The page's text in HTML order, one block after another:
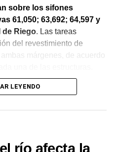
sobre los sifones
61,050; 63,692; 64,597 y
de Riego. Las tareas
del revestimiento de
márgenes, de acuerdo
de losas deterioradas, la
nuevo revestimiento de
de acero y el sellado de
de la infraestructura.
LEYENDO
río afecta la